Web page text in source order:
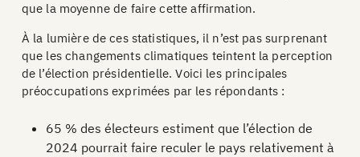
que la moyenne de faire cette affirmation.
À la lumière de ces statistiques, il n’est pas surprenant
que les changements climatiques teintent la perception
de l’élection présidentielle. Voici les principales
préoccupations exprimées par les répondants :
65 % des électeurs estiment que l’élection de
2024 pourrait faire reculer le pays relativement à